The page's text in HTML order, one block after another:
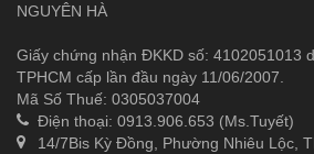
NGUYÊN HÀ
Giấy chứng nhận ĐKKD số: 4102051013
TPHCM cấp lần đầu ngày 11/06/2007.
Mã Số Thuế: 0305037004
Điện thoại: 0913.906.653 (Ms.Tuyết)
14/7Bis Kỳ Đồng, Phường Nhiêu Lộc,